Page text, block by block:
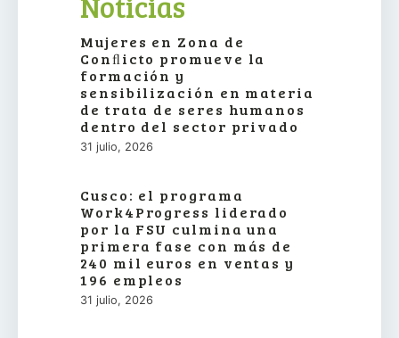
Mujeres en Zona de
Conﬂicto promueve la
formación y
sensibilización en materia
de trata de seres humanos
dentro del sector privado
31 julio, 2026
Cusco: el programa
Work4Progress liderado
por la FSU culmina una
primera fase con más de
240 mil euros en ventas y
196 empleos
31 julio, 2026